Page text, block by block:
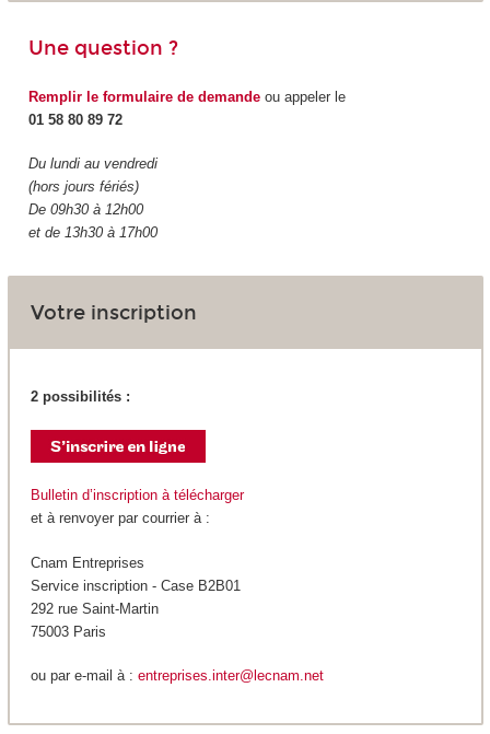
Une question ?
Remplir le formulaire de demandeou appeler le
01 58 80 89 72
Du lundi au vendredi
(hors jours fériés)
De 09h30 à 12h00
et de 13h30 à 17h00
Votre inscription
2 possibilités :
Bulletin d’inscription à télécharger
et à renvoyer par courrier à :
Cnam Entreprises
Service inscription - Case B2B01
292 rue Saint-Martin
75003 Paris
ou par e-mail à : entreprises.inter@lecnam.net